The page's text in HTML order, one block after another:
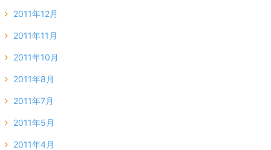
2011年12月
2011年11月
2011年10月
2011年8月
2011年7月
2011年5月
2011年4月